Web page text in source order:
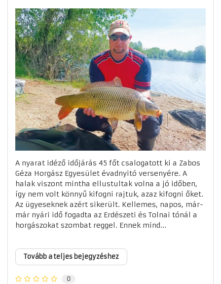
A nyarat idéző időjárás 45 főt csalogatott ki a Zabos
Géza Horgász Egyesület évadnyitó versenyére. A
halak viszont mintha ellustultak volna a jó időben,
így nem volt könnyű kifogni rajtuk, azaz kifogni őket.
Az ügyeseknek azért sikerült. Kellemes, napos, már-
már nyári idő fogadta az Erdészeti és Tolnai tónál a
horgászokat szombat reggel. Ennek mind...
Tovább a teljes bejegyzéshez
0